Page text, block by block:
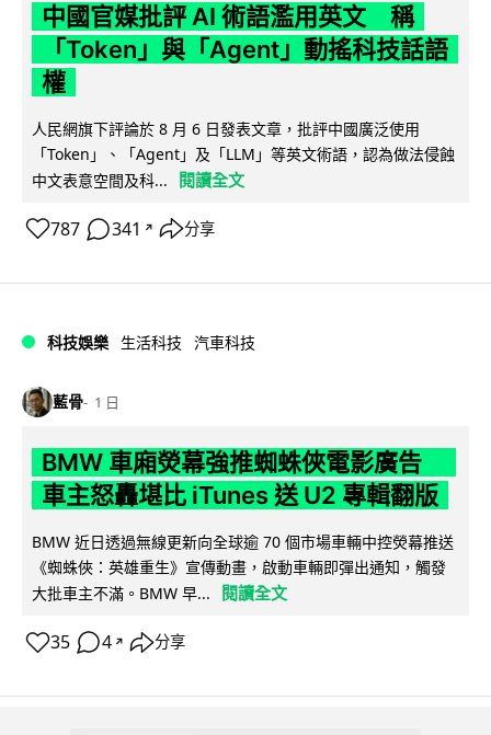
中國官媒批評 AI 術語濫用英文 稱
「Token」與「Agent」動搖科技話語
權
人民網旗下評論於 8 月 6 日發表文章，批評中國廣泛使用
「Token」、「Agent」及「LLM」等英文術語，認為做法侵蝕
中文表意空間及科...
閱讀全文
787 341 ↗ 分享
科技娛樂 生活科技 汽車科技
藍骨 1 日
BMW 車廂熒幕強推蜘蛛俠電影廣告
車主怒轟堪比 iTunes 送 U2 專輯翻版
BMW 近日透過無線更新向全球逾 70 個市場車輛中控熒幕推送
《蜘蛛俠：英雄重生》宣傳動畫，啟動車輛即彈出通知，觸發
大批車主不滿。BMW 早...
閱讀全文
35 4 ↗ 分享